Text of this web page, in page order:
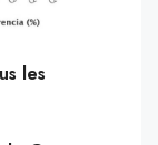
les